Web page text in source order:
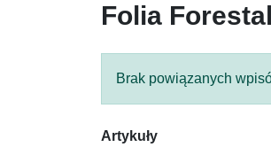
Folia
Brak powiązanych
Artykuły